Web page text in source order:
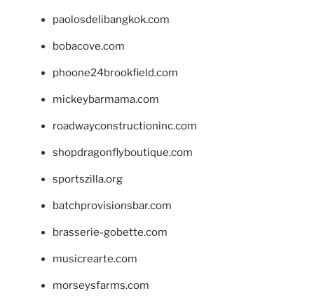
paolosdelibangkok.com
bobacove.com
phoone24brookfield.com
mickeybarmama.com
roadwayconstructioninc.com
shopdragonflyboutique.com
sportszilla.org
batchprovisionsbar.com
brasserie-gobette.com
musicrearte.com
morseysfarms.com